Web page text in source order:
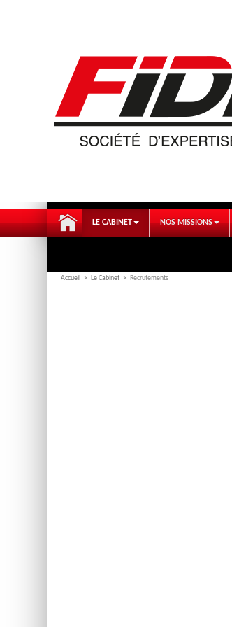
LE CABINET NOS MISSIONS
Accueil > Le Cabinet > Recrutements